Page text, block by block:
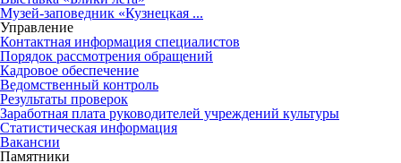
Музей-заповедник «Кузнецкая ...
Управление
Контактная информация специалистов
Порядок рассмотрения обращений
Кадровое обеспечение
Ведомственный контроль
Результаты проверок
Заработная плата руководителей учреждений культуры
Статистическая информация
Вакансии
Памятники